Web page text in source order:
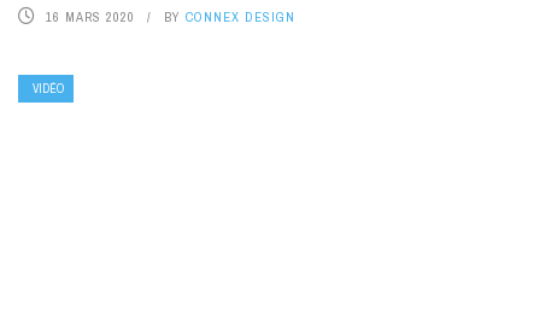
16 MARS 2020 BY CONNEX DESIGN
VIDÉO